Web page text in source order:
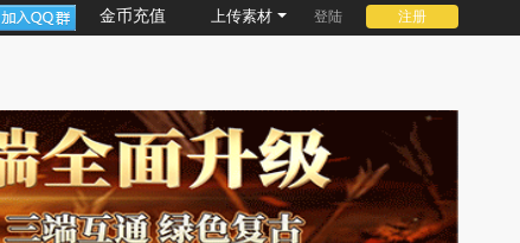
金币充值 上传素材 登陆 注册